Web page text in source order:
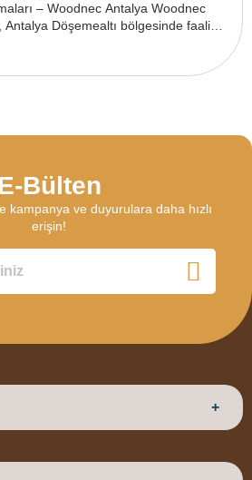
– Woodnec Antalya Woodnec
Döşemealtı bölgesinde faaliyet
E-Bülten
kampanya ve duyurulara daha hızlı
erişin!
HAKKIMIZDA